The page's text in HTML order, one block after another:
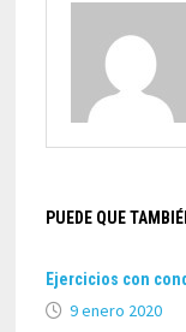
PUEDE QUE
Ejercicios con
9 enero 2020